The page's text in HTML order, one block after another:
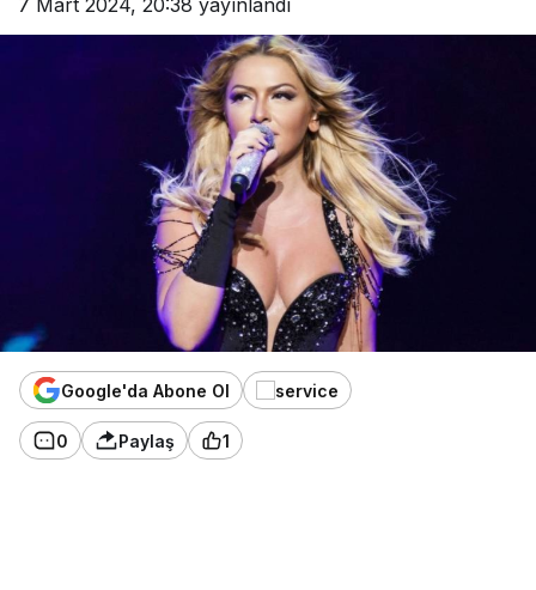
7 Mart 2024, 20:38 yayınlandı
Google'da Abone Ol
0 Paylaş 1